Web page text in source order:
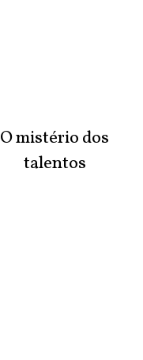
O mistério dos
talentos